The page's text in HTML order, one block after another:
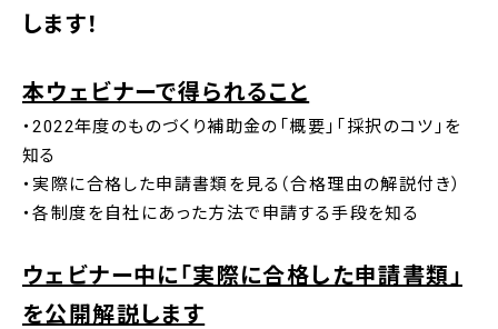
します！
本ウェビナーで得られること
・2022年度のものづくり補助金の「概要」「採択のコツ」を
知る
・実際に合格した申請書類を見る（合格理由の解説付き）
・各制度を自社にあった方法で申請する手段を知る
ウェビナー中に「実際に合格した申請書類」
を公開解説します